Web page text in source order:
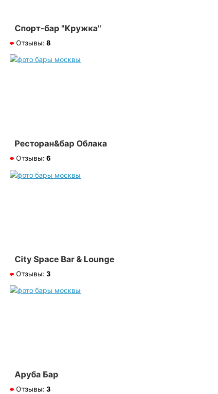
Спорт-бар "Кружка"
Отзывы: 8
Ресторан&бар Облака
Отзывы: 6
City Space Bar & Lounge
Отзывы: 3
Аруба Бар
Отзывы: 3